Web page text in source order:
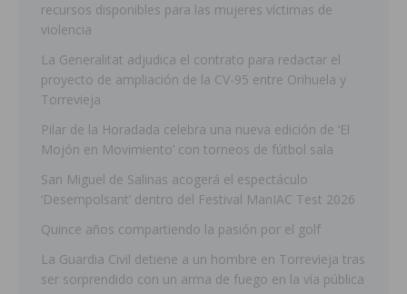
recursos disponibles para las mujeres víctimas de
violencia
La Generalitat adjudica el contrato para redactar el
proyecto de ampliación de la CV-95 entre Orihuela y
Torrevieja
Pilar de la Horadada celebra una nueva edición de ‘El
Mojón en Movimiento’ con torneos de fútbol sala
San Miguel de Salinas acogerá el espectáculo
‘Desempolsant’ dentro del Festival ManIAC Test 2026
Quince años compartiendo la pasión por el golf
La Guardia Civil detiene a un hombre en Torrevieja tras
ser sorprendido con un arma de fuego en la vía pública